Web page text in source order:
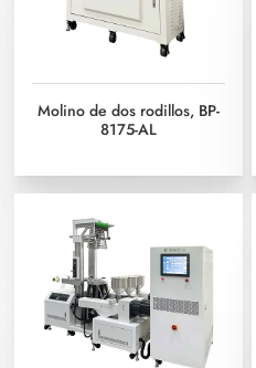
Molino de dos rodillos, BP-
8175-AL